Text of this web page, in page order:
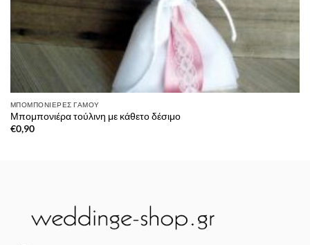
ΜΠΟΜΠΟΝΙΈΡΕΣ ΓΆΜΟΥ
Μπομπονιέρα τούλινη με κάθετο δέσιμο
€0,90